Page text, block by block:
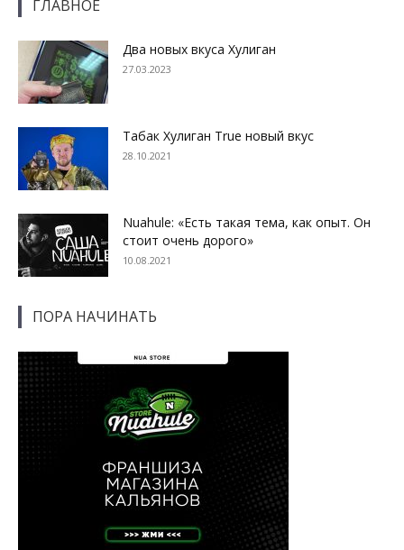
ГЛАВНОЕ
Два новых вкуса Хулиган
27.03.2023
Табак Хулиган True новый вкус
28.10.2021
Nuahule: «Есть такая тема, как опыт. Он
стоит очень дорого»
10.08.2021
ПОРА НАЧИНАТЬ